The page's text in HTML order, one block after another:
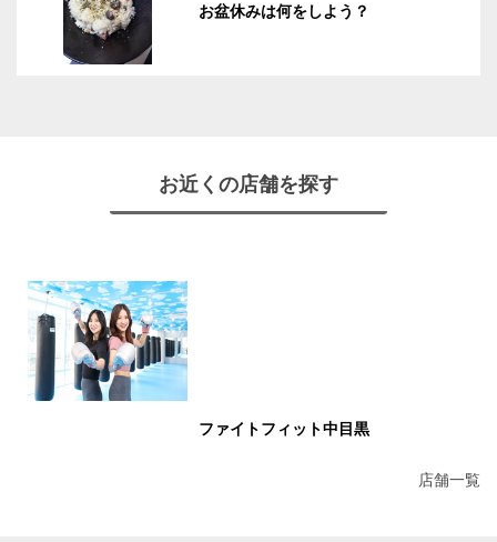
お盆休みは何をしよう？
お近くの店舗を探す
ファイトフィット中目黒
店舗一覧